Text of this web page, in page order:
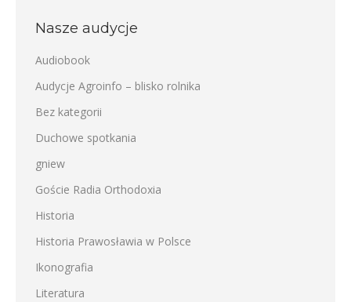
Nasze audycje
Audiobook
Audycje Agroinfo – blisko rolnika
Bez kategorii
Duchowe spotkania
gniew
Goście Radia Orthodoxia
Historia
Historia Prawosławia w Polsce
Ikonografia
Literatura